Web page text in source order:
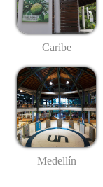
Caribe
Medellín